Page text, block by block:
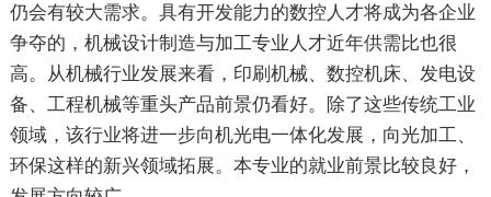
仍会有较大需求。具有开发能力的数控人才将成为各企业
争夺的，机械设计制造与加工专业人才近年供需比也很
高。从机械行业发展来看，印刷机械、数控机床、发电设
备、工程机械等重头产品前景仍看好。除了这些传统工业
领域，该行业将进一步向机光电一体化发展，向光加工、
环保这样的新兴领域拓展。本专业的就业前景比较良好，